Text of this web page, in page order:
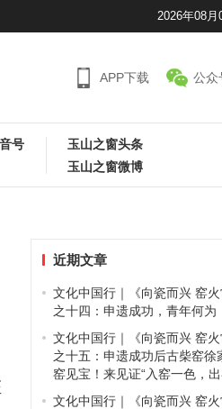
2026年08月
APP下载 公众
号
玉山之窗头条
玉山之窗微博
近期文章
文化中国行｜《向瓷而兴 窑火
之十四：申遗成功，青年何为
文化中国行｜《向瓷而兴 窑火
之十五：申遗成功后古柴窑徐
窑见宝！来见证“入窑一色，
文化中国行｜《向瓷而兴 窑火